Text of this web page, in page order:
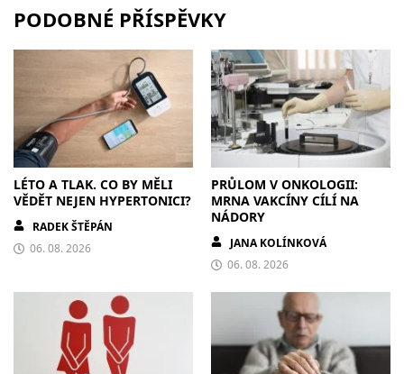
PODOBNÉ PŘÍSPĚVKY
LÉTO A TLAK. CO BY MĚLI
VĚDĚT NEJEN HYPERTONICI?
RADEK ŠTĚPÁN
06. 08. 2026
PRŮLOM V ONKOLOGII:
MRNA VAKCÍNY CÍLÍ NA
NÁDORY
JANA KOLÍNKOVÁ
06. 08. 2026